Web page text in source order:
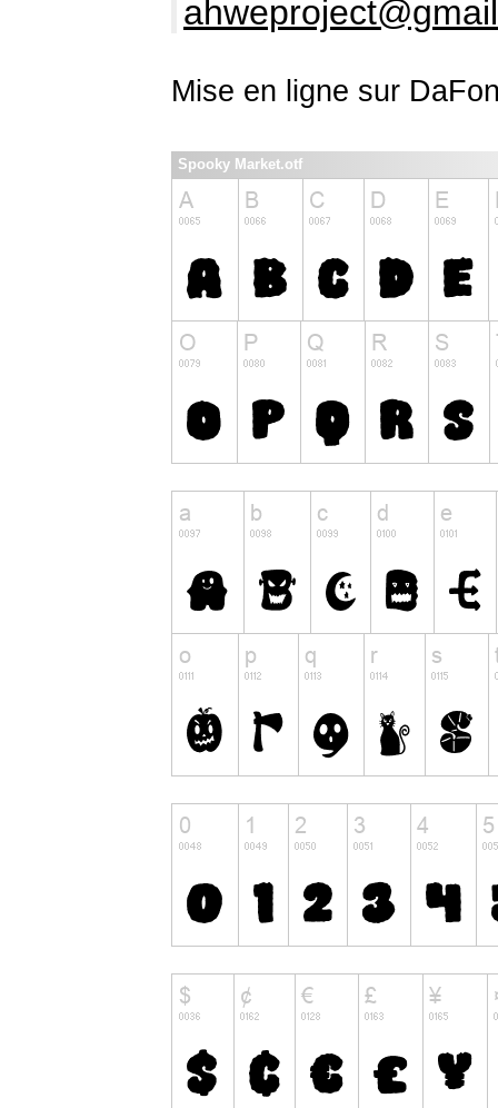
Mise en ligne sur
Spooky Market.otf